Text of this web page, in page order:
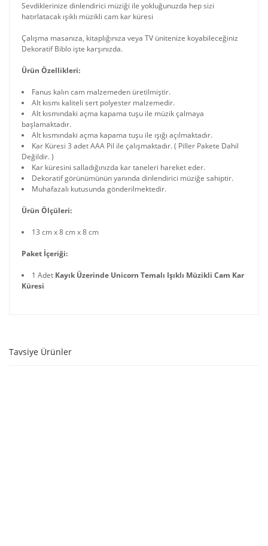
Sevdiklerinize dinlendirici müziği ile yokluğunuzda hep sizi
hatırlatacak ışıklı müzikli cam kar küresi
Çalışma masanıza, kitaplığınıza veya TV ünitenize koyabileceğiniz
Dekoratif Biblo işte karşınızda.
Ürün Özellikleri:
Fanus kalın cam malzemeden üretilmiştir.
Alt kısmı kaliteli sert polyester malzemedir.
Alt kısmındaki açma kapama tuşu ile müzik çalmaya
başlamaktadır.
Alt kısmındaki açma kapama tuşu ile ışığı açılmaktadır.
Kar Küresi 3 adet AAA Pil ile çalışmaktadır. ( Piller Pakete Dahil
Değildir. )
Kar küresini salladığınızda kar taneleri hareket eder.
Dekoratif görünümünün yanında dinlendirici müziğe sahiptir.
Muhafazalı kutusunda gönderilmektedir.
Ürün Ölçüleri:
13 cm x 8 cm x 8 cm
Paket İçeriği:
1 Adet Kayık Üzerinde Unicorn Temalı Işıklı Müzikli Cam Kar
Küresi
Tavsiye Ürünler